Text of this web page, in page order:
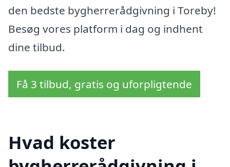
den bedste bygherrerådgivning i Toreby!
Besøg vores platform i dag og indhent
dine tilbud.
Få 3 tilbud, gratis og uforpligtende
Hvad koster